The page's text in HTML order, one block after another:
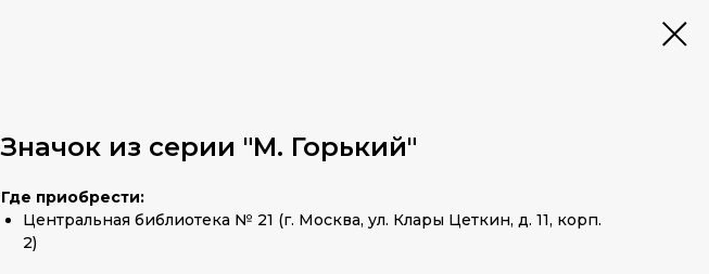
Значок из серии "М. Горький"
Где приобрести:
Центральная библиотека № 21 (г. Москва, ул. Клары Цеткин, д. 11, корп.
2)